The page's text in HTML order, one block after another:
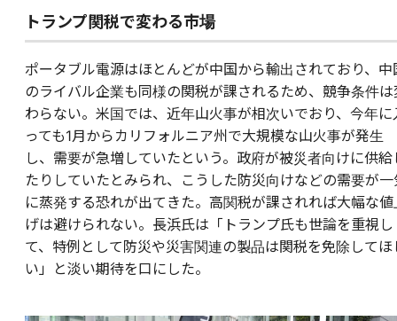
トランプ関税で変わる市場
ポータブル電源はほとんどが中国から輸出されており、中
のライバル企業も同様の関税が課されるため、競争条件は
わらない。米国では、近年山火事が相次いでおり、今年に
っても1月からカリフォルニア州で大規模な山火事が発生
し、需要が急増していたという。政府が被災者向けに供給
たりしていたとみられ、こうした防災向けなどの需要が一
に蒸発する恐れが出てきた。高関税が課されれば大幅な値
げは避けられない。長浜氏は「トランプ氏も世論を重視し
て、特例として防災や災害関連の製品は関税を免除してほ
い」と淡い期待を口にした。